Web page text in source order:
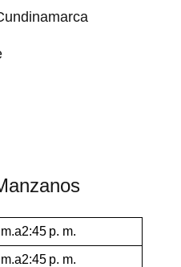
p. m.
p. m.